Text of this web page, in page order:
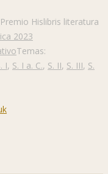
Premio Hislibris literatura
2023
Temas:
I, S. I a. C., S. II, S. III, S.